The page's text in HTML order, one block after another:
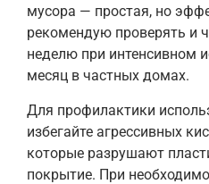
мусора — простая, но
рекомендую проверять и
неделю при интенсивном
месяц в частных домах.
Для профилактики
избегайте агрессивных
которые разрушают
покрытие. При